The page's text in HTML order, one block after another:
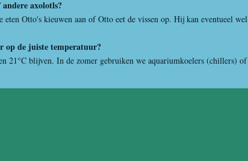
axolotls?
eten Otto's kieuwen aan of Otto eet de vissen op. Hij kan eventueel
op de juiste temperatuur?
21°C blijven. In de zomer gebruiken we aquariumkoelers (chillers)